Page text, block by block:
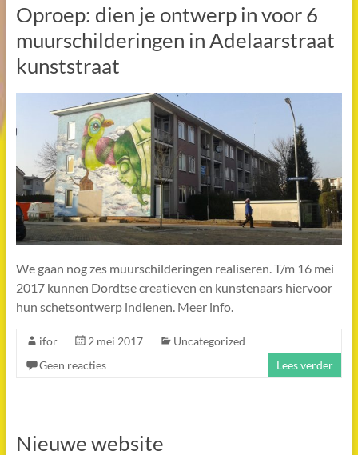
Oproep: dien je ontwerp in voor 6
muurschilderingen in Adelaarstraat
kunststraat
We gaan nog zes muurschilderingen realiseren. T/m 16 mei
2017 kunnen Dordtse creatieven en kunstenaars hiervoor
hun schetsontwerp indienen. Meer info.
ifor 2 mei 2017
Uncategorized
Geen reacties
Lees verder
Nieuwe website